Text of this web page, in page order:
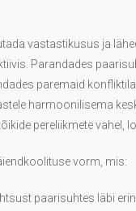
vastastikusus ja
Parandades
paremaid
harmoonilisema
pereliikmete vahel,
vorm, mis:
paarisuhtes läbi